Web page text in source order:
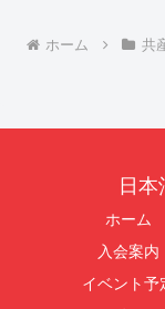
ホーム 共
日
ホーム
入会案内
イベント予